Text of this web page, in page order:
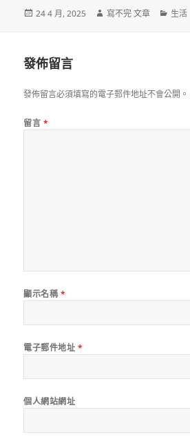
發
24 4 月, 2025
作
寫不完 文章
分
生活
發佈留言
發佈留言必須填寫的電子郵件地址不會公開。
留言 *
顯示名稱 *
電子郵件地址 *
個人網站網址